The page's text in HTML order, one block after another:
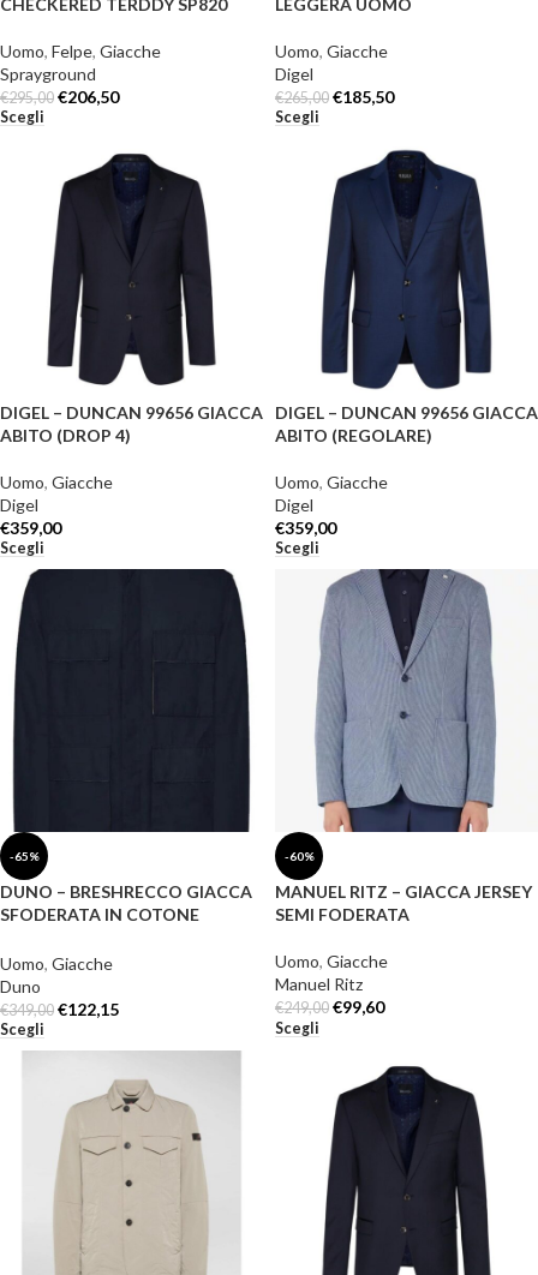
CHECKERED TERDDY SP820
Uomo, Felpe, Giacche
Sprayground
€295,00 €206,50
Scegli
LEGGERA UOMO
Uomo, Giacche
Digel
€265,00 €185,50
Scegli
DIGEL – DUNCAN 99656 GIACCA
ABITO (DROP 4)
Uomo, Giacche
Digel
€359,00
Scegli
DIGEL – DUNCAN 99656 GIACCA
ABITO (REGOLARE)
Uomo, Giacche
Digel
€359,00
Scegli
-65%
DUNO – BRESHRECCO GIACCA
SFODERATA IN COTONE
TOPPA
Uomo, Giacche
Duno
€349,00 €122,15
Scegli
-60%
MANUEL RITZ – GIACCA JERSEY
SEMI FODERATA
Uomo, Giacche
Manuel Ritz
€249,00 €99,60
Scegli